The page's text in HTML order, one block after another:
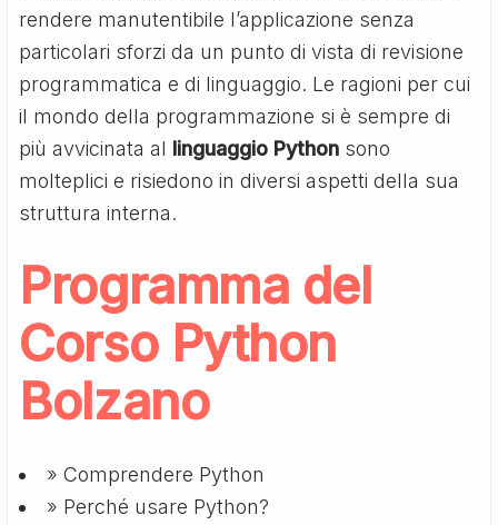
rendere manutentibile l’applicazione senza
particolari sforzi da un punto di vista di revisione
programmatica e di linguaggio. Le ragioni per cui
il mondo della programmazione si è sempre di
più avvicinata al linguaggio Python sono
molteplici e risiedono in diversi aspetti della sua
struttura interna.
Programma del
Corso Python
Bolzano
» Comprendere Python
» Perché usare Python?